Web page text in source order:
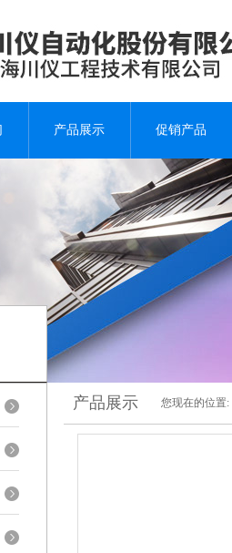
产品展示 促销产品
产品展示 您现在的位置: